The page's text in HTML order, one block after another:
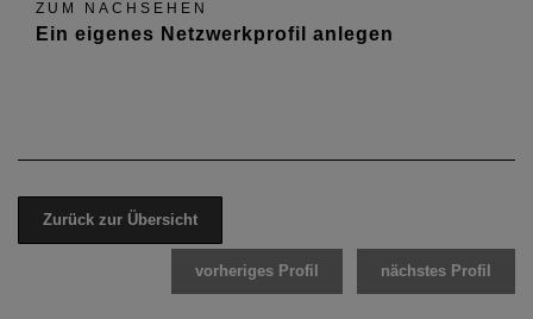
ZUM NACHSEHEN
Ein eigenes Netzwerkprofil anlegen
Zurück zur Übersicht
vorheriges Profil nächstes Profil